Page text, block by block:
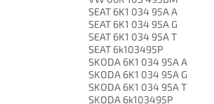
SEAT 6K1 034 95A A
SEAT 6K1 034 95A G
SEAT 6K1 034 95A T
SEAT 6k103495P
SKODA 6K1 034 95A A
SKODA 6K1 034 95A G
SKODA 6K1 034 95A T
SKODA 6k103495P